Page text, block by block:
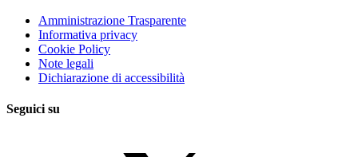
Amministrazione Trasparente
Informativa privacy
Cookie Policy
Note legali
Dichiarazione di accessibilità
Seguici su